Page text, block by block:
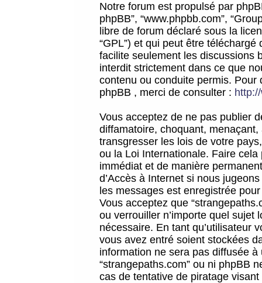
Notre forum est propulsé par
phpBB”, “www.phpbb.com”,
libre de forum déclaré sous la
“GPL”) et qui peut être téléchargé
facilite seulement les discussions
interdit strictement dans ce que
contenu ou conduite permis.
phpBB , merci de consulter :
Vous acceptez de ne pas publier
diffamatoire, choquant,
transgresser les lois de votre
ou la Loi Internationale. Faire
immédiat et de manière
d’Accès à Internet si nous
les messages est enregistrée
Vous acceptez que
ou verrouiller n’importe quel sujet
nécessaire. En tant qu’utilisateur
vous avez entré soient stockées
information ne sera pas diffusée
“strangepaths.com” ou ni phpBB
cas de tentative de piratage